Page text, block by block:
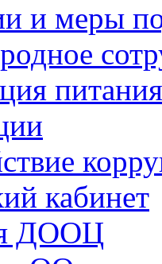
и меры
кабинет
ДООЦ